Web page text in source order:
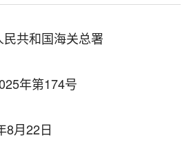
民共和国海关总署
年第174号
8月22日